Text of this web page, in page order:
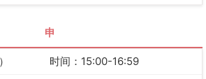
申
时间：15:00-16:59